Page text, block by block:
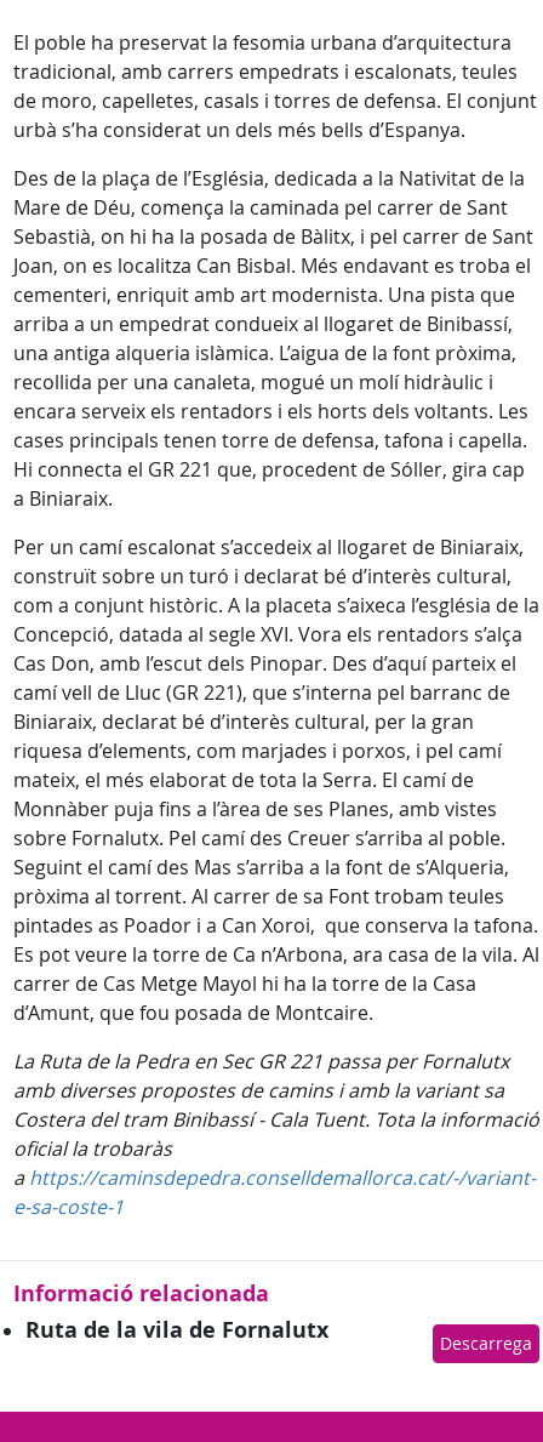
El poble ha preservat la fesomia urbana d’arquitectura
tradicional, amb carrers empedrats i escalonats, teules
de moro, capelletes, casals i torres de defensa. El conjunt
urbà s’ha considerat un dels més bells d’Espanya.
Des de la plaça de l’Església, dedicada a la Nativitat de la
Mare de Déu, comença la caminada pel carrer de Sant
Sebastià, on hi ha la posada de Bàlitx, i pel carrer de Sant
Joan, on es localitza Can Bisbal. Més endavant es troba el
cementeri, enriquit amb art modernista. Una pista que
arriba a un empedrat condueix al llogaret de Binibassí,
una antiga alqueria islàmica. L’aigua de la font pròxima,
recollida per una canaleta, mogué un molí hidràulic i
encara serveix els rentadors i els horts dels voltants. Les
cases principals tenen torre de defensa, tafona i capella.
Hi connecta el GR 221 que, procedent de Sóller, gira cap
a Biniaraix.
Per un camí escalonat s’accedeix al llogaret de Biniaraix,
construït sobre un turó i declarat bé d’interès cultural,
com a conjunt històric. A la placeta s’aixeca l’església de la
Concepció, datada al segle XVI. Vora els rentadors s’alça
Cas Don, amb l’escut dels Pinopar. Des d’aquí parteix el
camí vell de Lluc (GR 221), que s’interna pel barranc de
Biniaraix, declarat bé d’interès cultural, per la gran
riquesa d’elements, com marjades i porxos, i pel camí
mateix, el més elaborat de tota la Serra. El camí de
Monnàber puja fins a l’àrea de ses Planes, amb vistes
sobre Fornalutx. Pel camí des Creuer s’arriba al poble.
Seguint el camí des Mas s’arriba a la font de s’Alqueria,
pròxima al torrent. Al carrer de sa Font trobam teules
pintades as Poador i a Can Xoroi, que conserva la tafona.
Es pot veure la torre de Ca n’Arbona, ara casa de la vila. Al
carrer de Cas Metge Mayol hi ha la torre de la Casa
d’Amunt, que fou posada de Montcaire.
La Ruta de la Pedra en Sec GR 221 passa per Fornalutx
amb diverses propostes de camins i amb la variant sa
Costera del tram Binibassí - Cala Tuent. Tota la informació
oficial la trobaràs
ahttps://caminsdepedra.conselldemallorca.cat/-/variant-
e-sa-coste-1
Informació relacionada
Ruta de la vila de Fornalutx
Descarrega